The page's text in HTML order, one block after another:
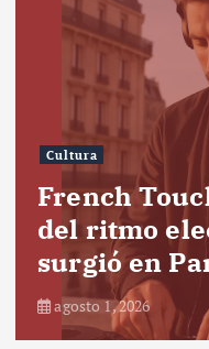
Cultura
French
del ritmo
surgió en
agosto 1, 2026